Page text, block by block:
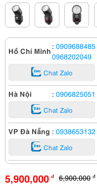
Hồ Chí Minh : 0909688485
0968202049
Chat Zalo
Hà Nội : 0906825051
Chat Zalo
VP Đà Nẵng : 0938653132
Chat Zalo
5,900,000 đ 6,900,000 đ